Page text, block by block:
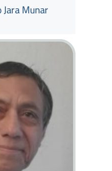
Munar
Tutor